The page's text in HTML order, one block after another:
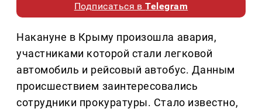
Подписаться вTelegram
Накануне в Крыму произошла авария,
участниками которой стали легковой
автомобиль и рейсовый автобус. Данным
происшествием заинтересовались
сотрудники прокуратуры. Стало известно,